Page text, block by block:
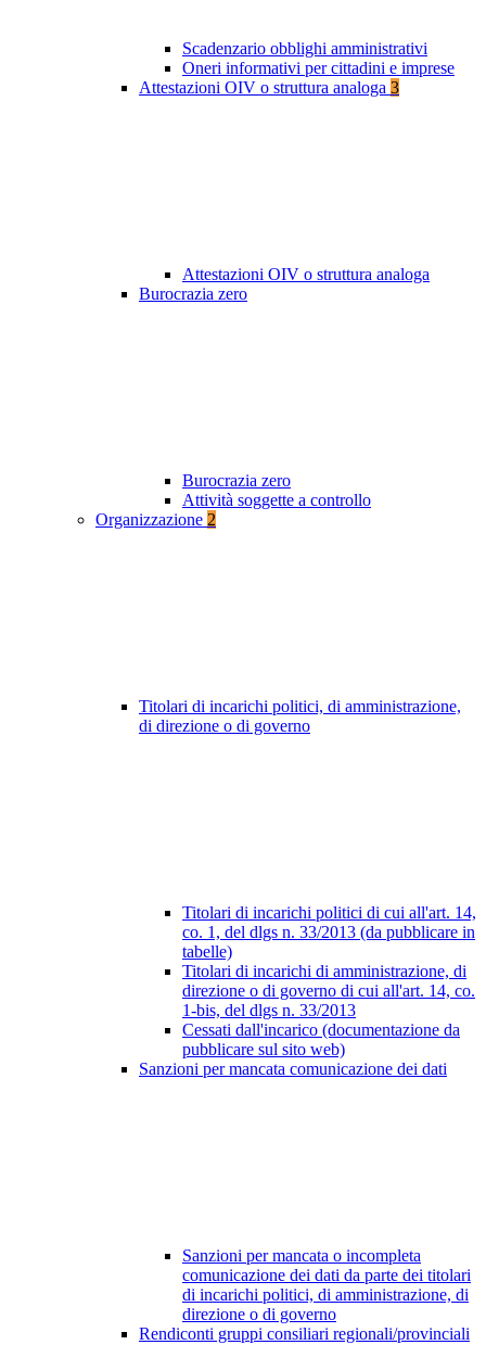
Scadenzario obblighi amministrativi
Oneri informativi per cittadini e imprese
Attestazioni OIV o struttura analoga 3
Attestazioni OIV o struttura analoga
Burocrazia zero
Burocrazia zero
Attività soggette a controllo
Organizzazione 2
Titolari di incarichi politici, di amministrazione,
di direzione o di governo
Titolari di incarichi politici di cui all'art. 14,
co. 1, del dlgs n. 33/2013 (da pubblicare in
tabelle)
Titolari di incarichi di amministrazione, di
direzione o di governo di cui all'art. 14, co.
1-bis, del dlgs n. 33/2013
Cessati dall'incarico (documentazione da
pubblicare sul sito web)
Sanzioni per mancata comunicazione dei dati
Sanzioni per mancata o incompleta
comunicazione dei dati da parte dei titolari
di incarichi politici, di amministrazione, di
direzione o di governo
Rendiconti gruppi consiliari regionali/provinciali